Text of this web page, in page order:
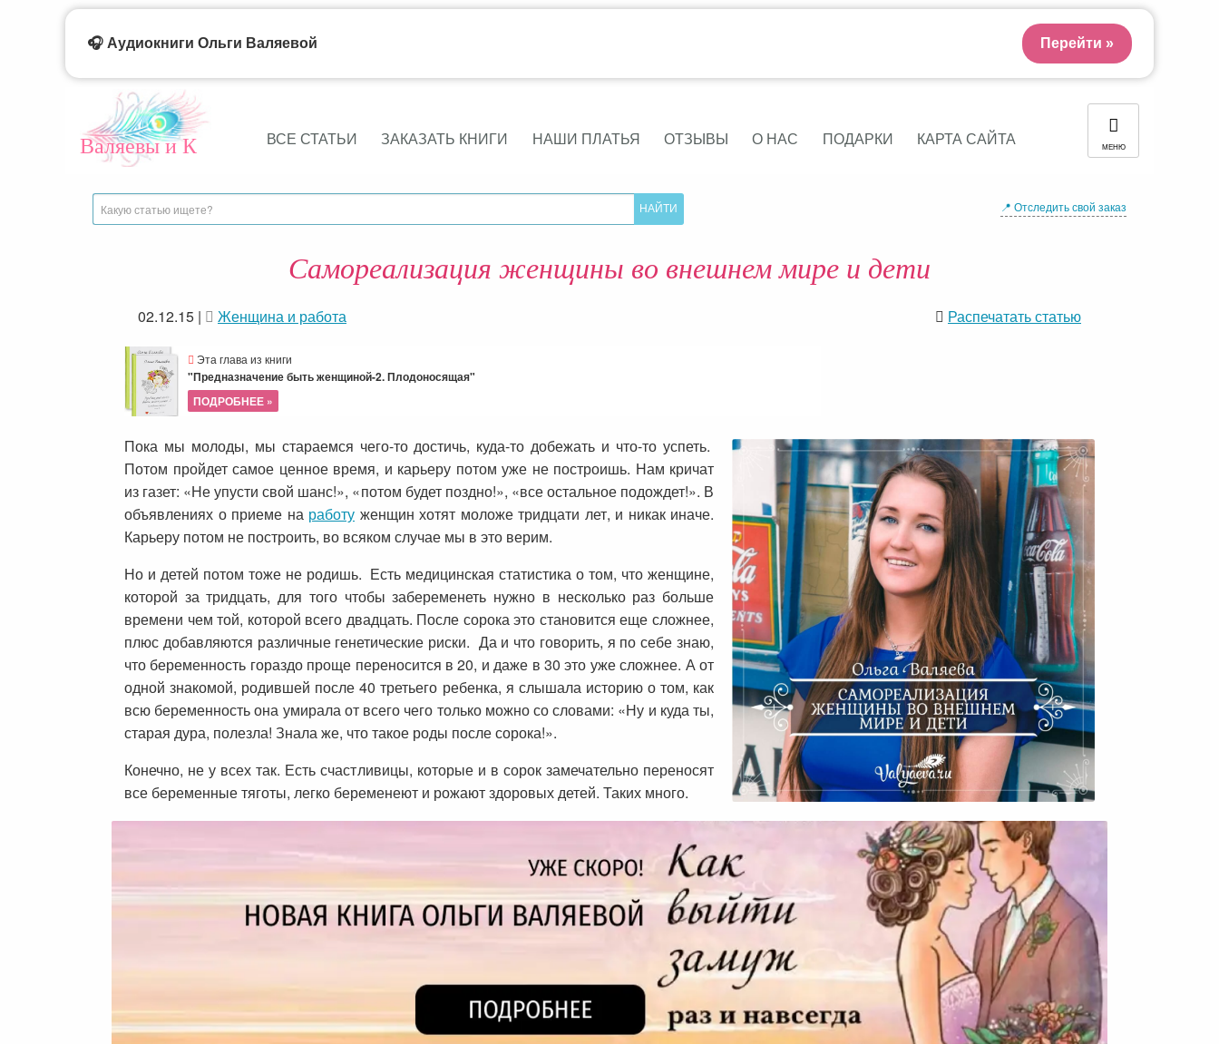
Валяевы и К ВСЕ СТАТЬИ ЗАКАЗАТЬ КНИГИ НАШИ ПЛАТЬЯ ОТЗЫВЫ О НАС ПОДАРКИ КАРТА САЙТА МЕНЮ
📍 Отследить свой заказ
Самореализация женщины во внешнем мире и дети
02.12.15 | Женщина и работа Распечатать статью
Эта глава из книги
"Предназначение быть женщиной-2. Плодоносящая"
ПОДРОБНЕЕ »
Пока мы молоды, мы стараемся чего-то достичь, куда-то добежать и что-то успеть.
Потом пройдет самое ценное время, и карьеру потом уже не построишь. Нам кричат
из газет: «Не упусти свой шанс!», «потом будет поздно!», «все остальное подождет!». В
объявлениях о приеме на работу женщин хотят моложе тридцати лет, и никак иначе.
Карьеру потом не построить, во всяком случае мы в это верим.
Но и детей потом тоже не родишь. Есть медицинская статистика о том, что женщине,
которой за тридцать, для того чтобы забеременеть нужно в несколько раз больше
времени чем той, которой всего двадцать. После сорока это становится еще сложнее,
плюс добавляются различные генетические риски. Да и что говорить, я по себе знаю,
что беременность гораздо проще переносится в 20, и даже в 30 это уже сложнее. А от
одной знакомой, родившей после 40 третьего ребенка, я слышала историю о том, как
всю беременность она умирала от всего чего только можно со словами: «Ну и куда ты,
старая дура, полезла! Знала же, что такое роды после сорока!».
Конечно, не у всех так. Есть счастливицы, которые и в сорок замечательно переносят
все беременные тяготы, легко беременеют и рожают здоровых детей. Таких много.
🎧 Аудиокниги Ольги Валяевой Перейти »